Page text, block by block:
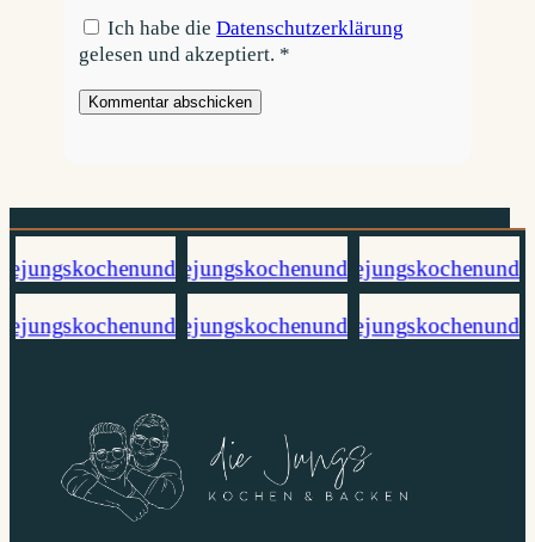
Ich habe dieDatenschutzerklärung
gelesen und akzeptiert. *